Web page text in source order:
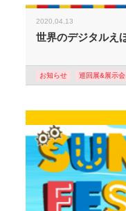
2020.04.13
世界のデジタルえ
お知らせ 巡回展&展示会